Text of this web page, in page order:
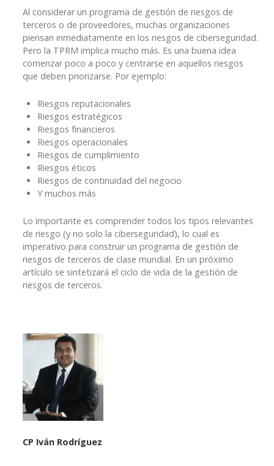
Al considerar un programa de gestión de riesgos de
terceros o de proveedores, muchas organizaciones
piensan inmediatamente en los riesgos de ciberseguridad.
Pero la TPRM implica mucho más. Es una buena idea
comenzar poco a poco y centrarse en aquellos riesgos
que deben priorizarse. Por ejemplo:
Riesgos reputacionales
Riesgos estratégicos
Riesgos financieros
Riesgos operacionales
Riesgos de cumplimiento
Riesgos éticos
Riesgos de continuidad del negocio
Y muchos más
Lo importante es comprender todos los tipos relevantes
de riesgo (y no solo la ciberseguridad), lo cual es
imperativo para construir un programa de gestión de
riesgos de terceros de clase mundial. En un próximo
artículo se sintetizará el ciclo de vida de la gestión de
riesgos de terceros.
CP Iván Rodríguez